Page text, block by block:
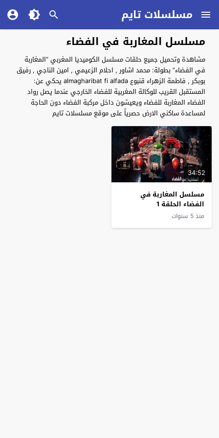
مسلسلات تايم
مسلسل المغاربة في الفضاء
مشاهدة وتحميل جميع حلقات مسلسل الكوميديا المغربي “المغاربة
في الفضاء” بطولة: محمد اشاور , احلام الزعيمي , امين الناجي , رفيق
بوبكر , فاطمة الزهراء قنبوع almagharibat fi alfada يحكي عن:
المستقبل القريب للوكالة المغربية للفضاء الخارجي عندما يصل رواد
الفضاء المغاربة للفضاء ويعيشون داخل مركبة الفضاء دون الحاجة
لمساعدة ساكني الارض حصرياً على موقع مسلسلات تايم
34:52
مسلسل المغاربة في
الفضاء الحلقة 1
منذ 5 سنوات